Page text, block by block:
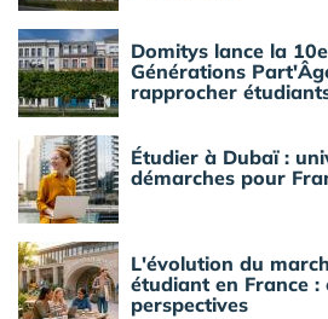
Domitys lance la
Générations
rapprocher
Étudier à Dubaï :
démarches pour
L'évolution du
étudiant en France :
perspectives